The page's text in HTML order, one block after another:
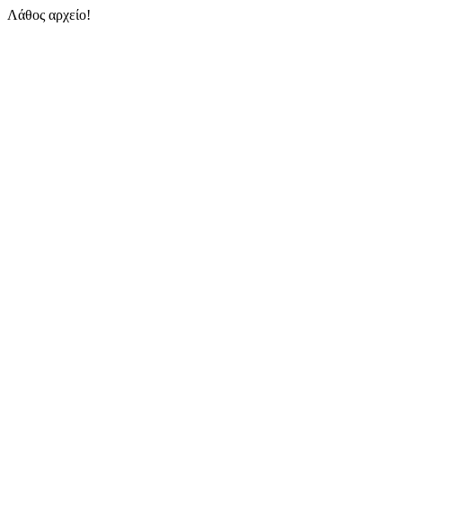
Λάθος αρχείο!